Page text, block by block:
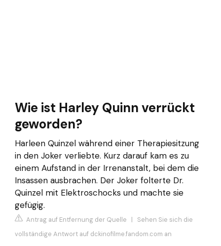
Wie ist Harley Quinn verrückt
geworden?
Harleen Quinzel während einer Therapiesitzung
in den Joker verliebte. Kurz darauf kam es zu
einem Aufstand in der Irrenanstalt, bei dem die
Insassen ausbrachen. Der Joker folterte Dr.
Quinzel mit Elektroschocks und machte sie
gefügig.
Antrag auf Entfernung der Quelle | Sehen Sie sich die
vollständige Antwort auf dckinofilme.fandom.com an